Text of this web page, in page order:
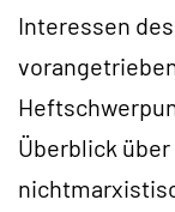
Interessen
Überblick